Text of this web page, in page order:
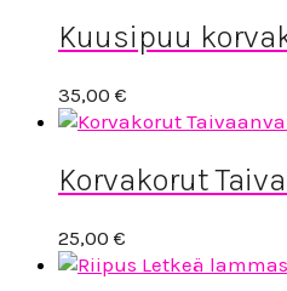
Kuusipuu
35,00 €
Korvakorut
25,00 €